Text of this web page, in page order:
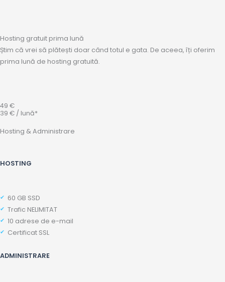
Hosting gratuit prima lună
Știm că vrei să plătești doar când totul e gata. De aceea, îți oferim
prima lună de hosting gratuită.
49 €
39 € / lună*
Hosting & Administrare
HOSTING
60 GB SSD
Trafic NELIMITAT
10 adrese de e-mail
Certificat SSL
ADMINISTRARE